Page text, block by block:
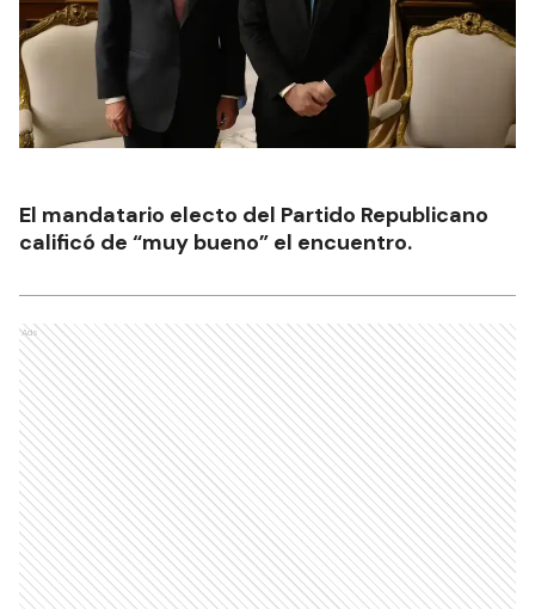
El mandatario electo del Partido Republicano
calificó de “muy bueno” el encuentro.
Ads